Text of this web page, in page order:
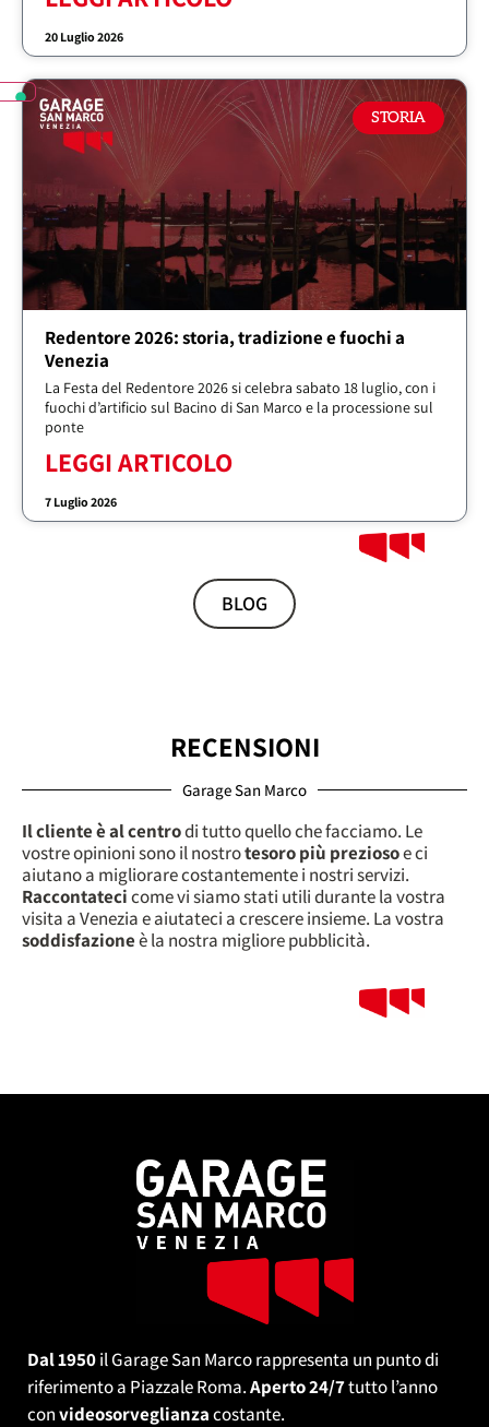
20 Luglio 2026
STORIA
Redentore 2026: storia, tradizione e fuochi a
Venezia
La Festa del Redentore 2026 si celebra sabato 18 luglio, con i
fuochi d’artificio sul Bacino di San Marco e la processione sul
ponte
LEGGI ARTICOLO
7 Luglio 2026
BLOG
RECENSIONI
Garage San Marco
Il cliente è al centrodi tutto quello che facciamo. Le
vostre opinioni sono il nostrotesoro più preziosoe ci
aiutano a migliorare costantemente i nostri servizi.
Raccontatecicome vi siamo stati utili durante la vostra
visita a Venezia e aiutateci a crescere insieme. La vostra
soddisfazioneè la nostra migliore pubblicità.
Dal 1950il Garage San Marco rappresenta un punto di
riferimento a Piazzale Roma.Aperto 24/7tutto l’anno
convideosorveglianzacostante.